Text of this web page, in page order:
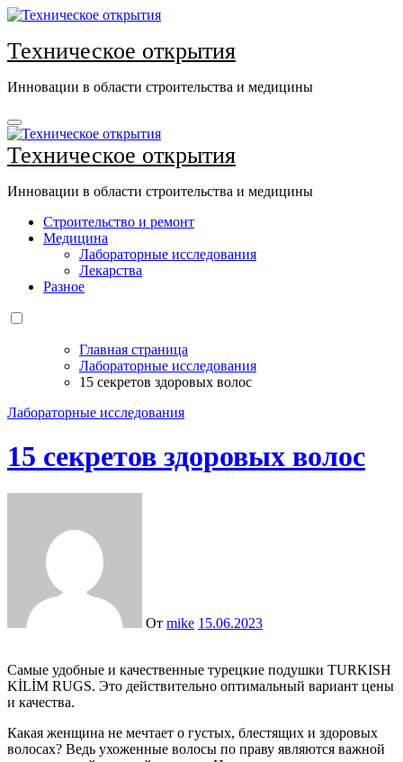
Перейти
содержанию
Техническое открытия
Инновации в области строительства и медицины
Техническое открытия
Инновации в области строительства и медицины
Строительство и ремонт
Медицина
Лабораторные исследования
Лекарства
Разное
Главная страница
Лабораторные исследования
15 секретов здоровых волос
Лабораторные исследования
15 секретов здоровых волос
От mike 15.06.2023
Самые удобные и качественные турецкие подушки TURKISH
KİLİM RUGS. Это действительно оптимальный вариант цены
и качества.
Какая женщина не мечтает о густых, блестящих и здоровых
волосах? Ведь ухоженные волосы по праву являются важной